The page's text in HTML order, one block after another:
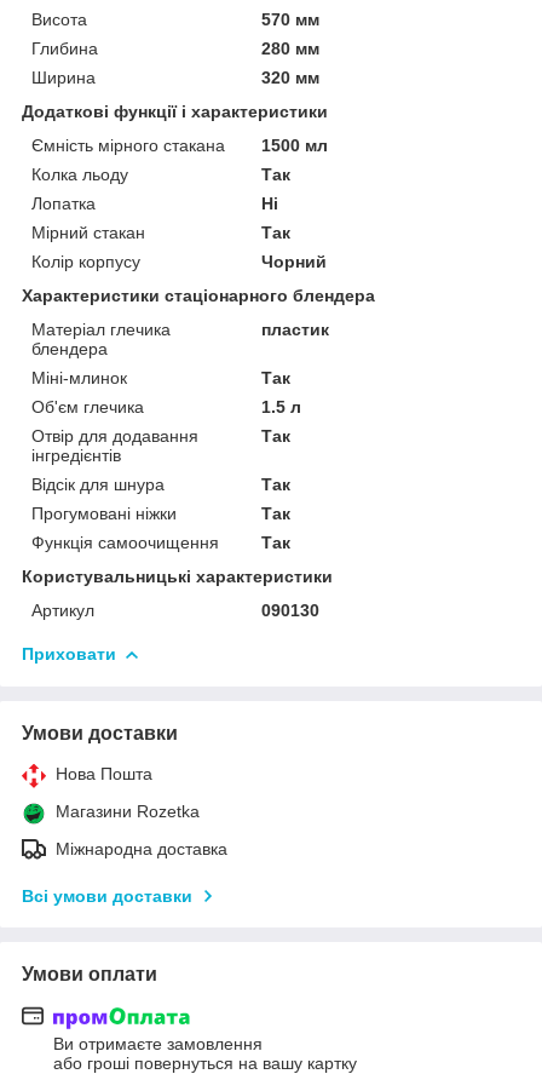
Висота
570 мм
Глибина
280 мм
Ширина
320 мм
Додаткові функції і характеристики
Ємність мірного стакана
1500 мл
Колка льоду
Так
Лопатка
Ні
Мірний стакан
Так
Колір корпусу
Чорний
Характеристики стаціонарного блендера
Матеріал глечика
блендера
пластик
Міні-млинок
Так
Об'єм глечика
1.5 л
Отвір для додавання
інгредієнтів
Так
Відсік для шнура
Так
Прогумовані ніжки
Так
Функція самоочищення
Так
Користувальницькі характеристики
Артикул
090130
Приховати
Умови доставки
Нова Пошта
Магазини Rozetka
Міжнародна доставка
Всі умови доставки
Умови оплати
Ви отримаєте замовлення
або гроші повернуться на вашу картку